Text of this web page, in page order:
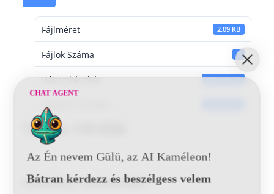
Fájlméret 2.09 KB
Fájlok Száma 1
Dátumkészítés 2016-06-22
Utoljára frissített
Toyota 1F8 BSB
Vélemény, hozzászólás?
CHAT AGENT
Az Én nevem Gülü, az AI Kaméleon!
Bátran kérdezz és beszélgess velem